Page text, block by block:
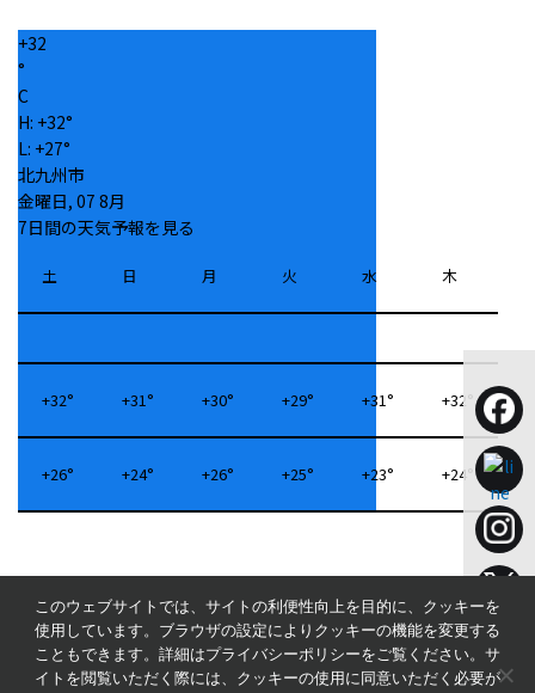
+32
°
C
H: +32°
L: +27°
北九州市
金曜日, 07 8月
7日間の天気予報を見る
土 日 月 火 水 木
+32° +31° +30° +29° +31° +32°
+26° +24° +26° +25° +23° +24°
プライバシーポリシー
このウェブサイトでは、サイトの利便性向上を目的に、クッキーを
使用しています。ブラウザの設定によりクッキーの機能を変更する
こともできます。詳細はプライバシーポリシーをご覧ください。サ
イトを閲覧いただく際には、クッキーの使用に同意いただく必要が